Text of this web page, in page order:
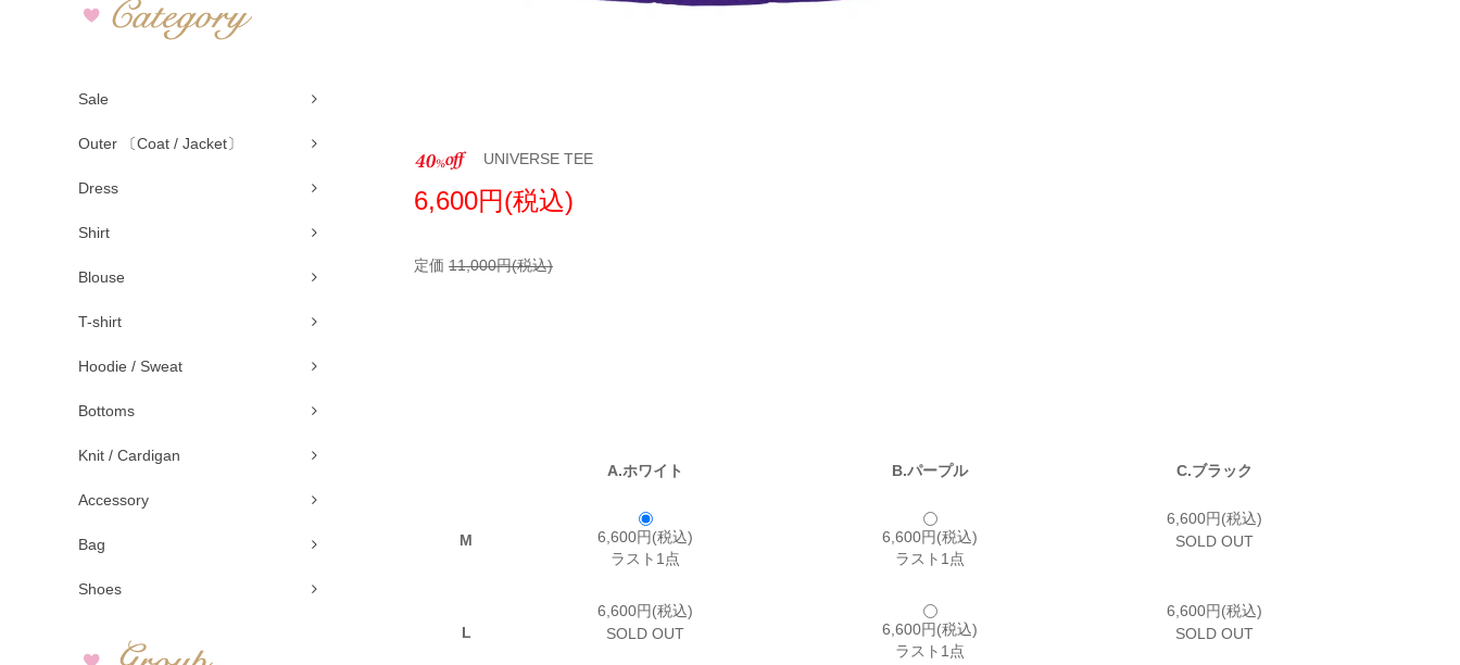
Sale
Outer 〔Coat / Jacket〕
Dress
Shirt
Blouse
T-shirt
Hoodie / Sweat
Bottoms
Knit / Cardigan
Accessory
Bag
Shoes
UNIVERSE TEE
6,600円(税込)
定価 11,000円(税込)
A.ホワイト B.パープル C.ブラック
M
6,600円(税込)
ラスト1点
6,600円(税込)
ラスト1点
6,600円(税込)
SOLD OUT
L
6,600円(税込)
SOLD OUT
6,600円(税込)
ラスト1点
6,600円(税込)
SOLD OUT